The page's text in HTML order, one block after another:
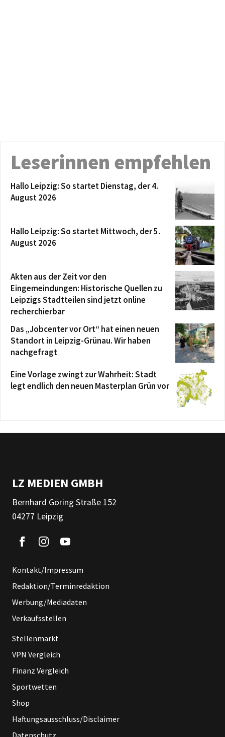
Leserinnen empfehlen
Hallo Leipzig: So startet Dienstag, der 4.
August 2026
Hallo Leipzig: So startet Mittwoch, der 5.
August 2026
Akten aus der Zeit vor den
Eingemeindungen: Historische Quellen zu
Leipzigs Stadtteilen sind jetzt online
recherchierbar
Das „Jobcenter vor Ort“ hat einen neuen
Standort in Leipzig-Grünau. Wir haben
nachgefragt
Eine Vorlage zwingt zur Wahrheit: Stadt
legt endlich den neuen Masterplan Grün vor
LZ MEDIEN GMBH
Bernhard Göring Straße 152
04277 Leipzig
Kontakt/Impressum
Redaktion/Terminredaktion
Werbung/Mediadaten
Verkaufsstellen
Stellenmarkt
VPN Vergleich
Finanz Vergleich
Sportwetten
Shop
Haftungsausschluss/Disclaimer
Datenschutz